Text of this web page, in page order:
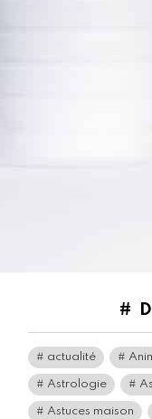
#
actualité
Astrologie
Astuces maison